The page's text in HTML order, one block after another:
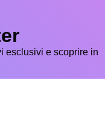
esclusivi e scoprire in